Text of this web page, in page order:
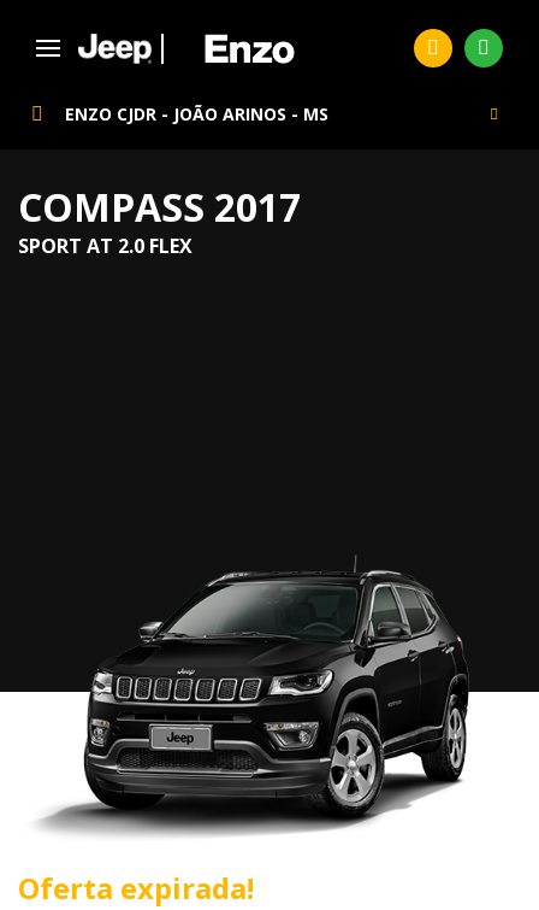
ENZO CJDR - JOÃO ARINOS - MS
COMPASS 2017
SPORT AT 2.0 FLEX
Oferta expirada!